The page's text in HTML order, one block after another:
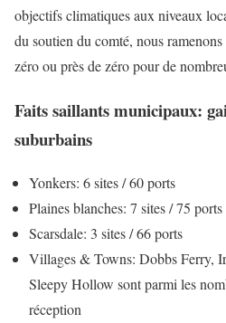
objectifs climatiques aux niveaux
du soutien du comté, nous
zéro ou près de zéro pour de
Faits saillants municipaux:
suburbains
Yonkers: 6 sites / 60 ports
Plaines blanches: 7 sites / 75 ports
Scarsdale: 3 sites / 66 ports
Villages & Towns: Dobbs Ferry,
Sleepy Hollow sont parmi les
réception